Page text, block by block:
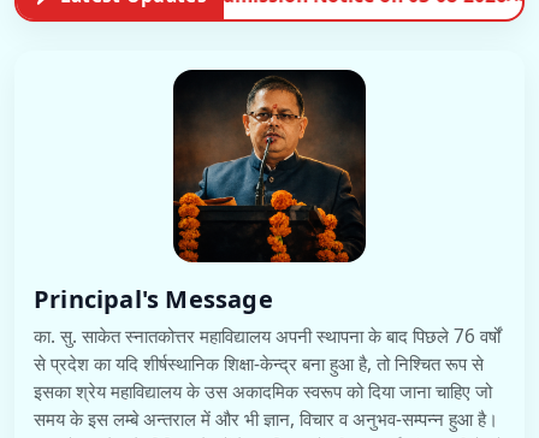
Principal's Message
का. सु. साकेत स्नातकोत्तर महाविद्यालय अपनी स्थापना के बाद पिछले 76 वर्षों
से प्रदेश का यदि शीर्षस्थानिक शिक्षा-केन्द्र बना हुआ है, तो निश्चित रूप से
इसका श्रेय महाविद्यालय के उस अकादमिक स्वरूप को दिया जाना चाहिए जो
समय के इस लम्बे अन्तराल में और भी ज्ञान, विचार व अनुभव-सम्पन्न हुआ है।